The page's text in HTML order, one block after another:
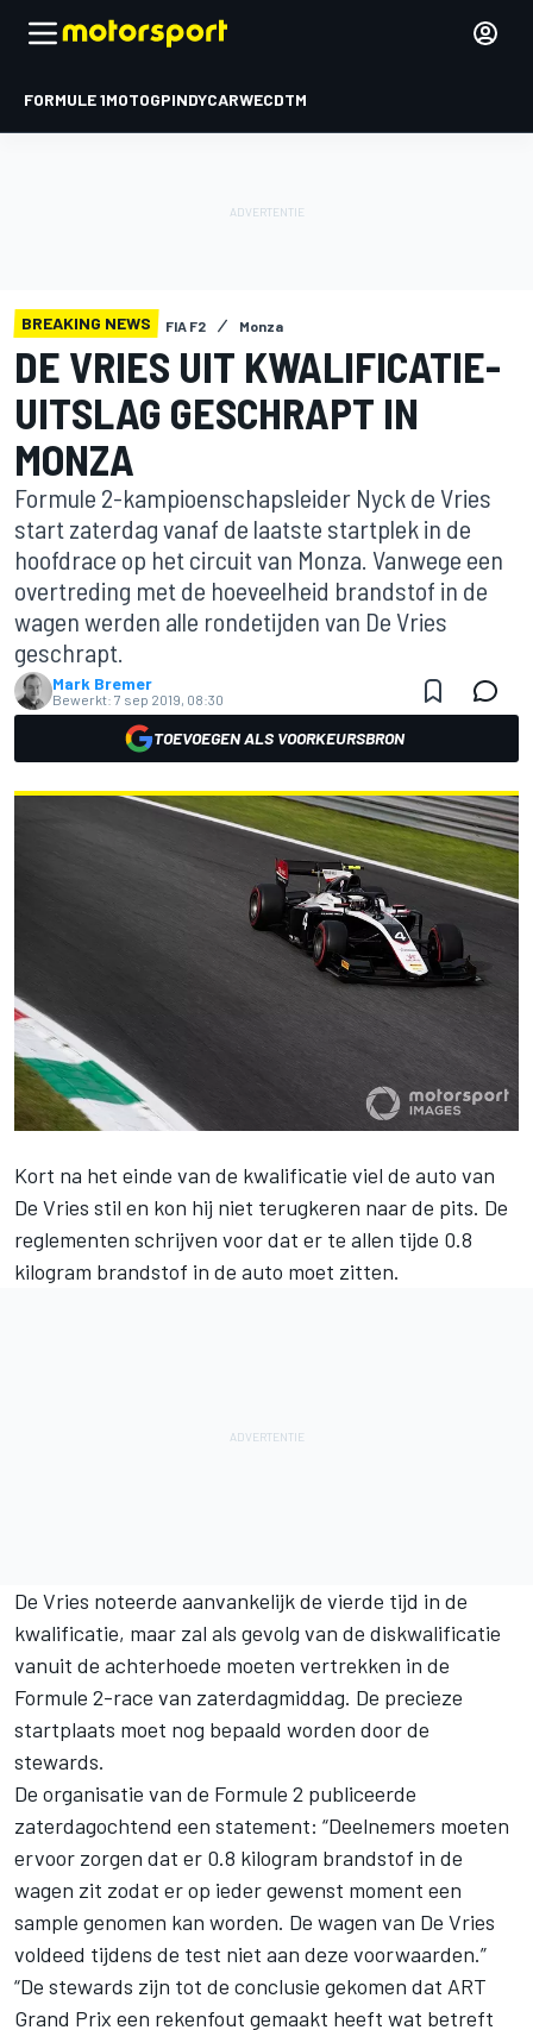
FORMULE 1MOTOGPINDYCARWECDTM
BREAKING NEWS FIA F2 Monza
DE VRIES UIT KWALIFICATIE-
UITSLAG GESCHRAPT IN
MONZA
Formule 2-kampioenschapsleider Nyck de Vries
start zaterdag vanaf de laatste startplek in de
hoofdrace op het circuit van Monza. Vanwege een
overtreding met de hoeveelheid brandstof in de
wagen werden alle rondetijden van De Vries
geschrapt.
Mark Bremer
Bewerkt: 7 sep 2019, 08:30
TOEVOEGEN ALS VOORKEURSBRON
Kort na het einde van de kwalificatie viel de auto van
De Vries stil en kon hij niet terugkeren naar de pits. De
reglementen schrijven voor dat er te allen tijde 0.8
kilogram brandstof in de auto moet zitten.
De Vries noteerde aanvankelijk de vierde tijd in de
kwalificatie, maar zal als gevolg van de diskwalificatie
vanuit de achterhoede moeten vertrekken in de
Formule 2-race van zaterdagmiddag. De precieze
startplaats moet nog bepaald worden door de
stewards.
De organisatie van de Formule 2 publiceerde
zaterdagochtend een statement: “Deelnemers moeten
ervoor zorgen dat er 0.8 kilogram brandstof in de
wagen zit zodat er op ieder gewenst moment een
sample genomen kan worden. De wagen van De Vries
voldeed tijdens de test niet aan deze voorwaarden.”
“De stewards zijn tot de conclusie gekomen dat ART
Grand Prix een rekenfout gemaakt heeft wat betreft